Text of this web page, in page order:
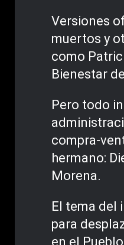
Versiones
muertos y
como
Bienestar
Pero todo
compra-
hermano:
Morena.
El tema del
para
en el